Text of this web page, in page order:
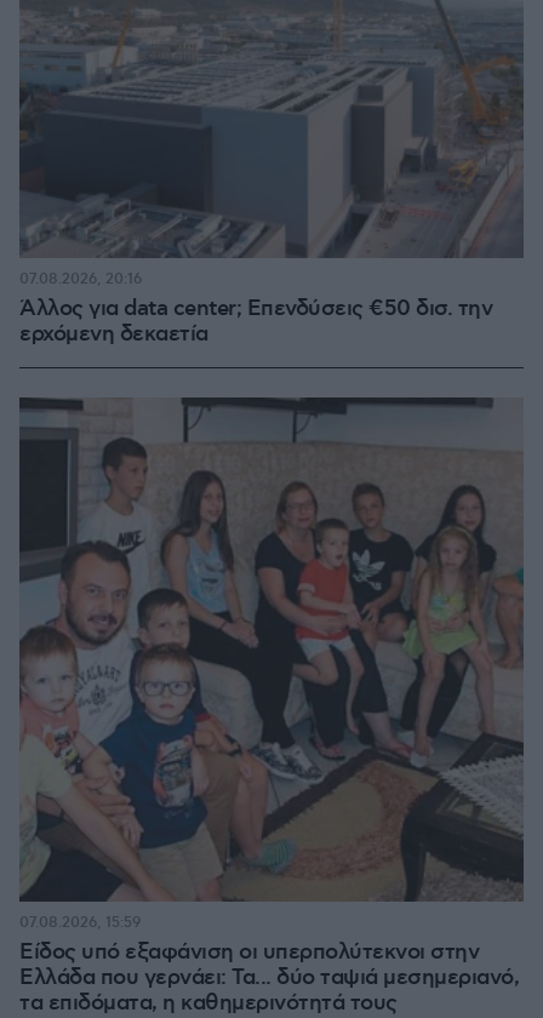
Άλλος για data center; Επενδύσεις €50 δισ. την
ερχόμενη δεκαετία
07.08.2026, 20:16
Είδος υπό εξαφάνιση οι υπερπολύτεκνοι στην
Ελλάδα που γερνάει: Τα... δύο ταψιά μεσημεριανό,
τα επιδόματα, η καθημερινότητά τους
07.08.2026, 15:59